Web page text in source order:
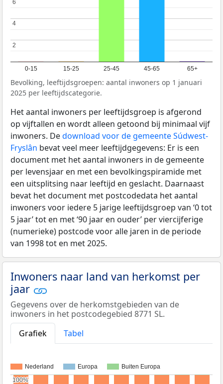
0-15 15-25 25-45 45-65 65+
2
2
4
4
6
6
Bevolking, leeftijdsgroepen: aantal inwoners op 1 januari
2025 per leeftijdscategorie.
Het aantal inwoners per leeftijdsgroep is afgerond
op vijftallen en wordt alleen getoond bij minimaal vijf
inwoners. Dedownload voor de gemeente Súdwest-
Fryslân bevat veel meer leeftijdgegevens: Er is een
document met het aantal inwoners in de gemeente
per levensjaar en met een bevolkingspiramide met
een uitsplitsing naar leeftijd en geslacht. Daarnaast
bevat het document met postcodedata het aantal
inwoners voor iedere 5 jarige leeftijdsgroep van ‘0 tot
5 jaar’ tot en met ‘90 jaar en ouder’ per viercijferige
(numerieke) postcode voor alle jaren in de periode
van 1998 tot en met 2025.
Inwoners naar land van herkomst per
jaar
Gegevens over de herkomstgebieden van de
inwoners in het postcodegebied 8771 SL.
Grafiek
Tabel
Nederland Europa Buiten Europa
100%
100%